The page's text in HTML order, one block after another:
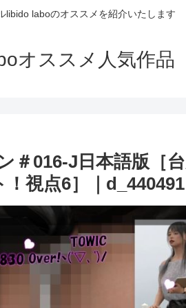
libido laboのオススメを紹介いたします
オススメ人気作品
016-J日本語版［
視点6］｜